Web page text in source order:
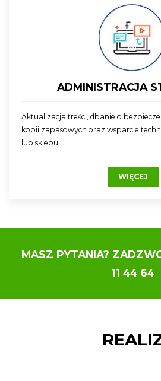
ADMINISTRACJA
Aktualizacja treści, dbanie o
kopii zapasowych oraz wsparcie
lub sklepu.
WIĘCEJ
MASZ PYTANIA?
11 44 64